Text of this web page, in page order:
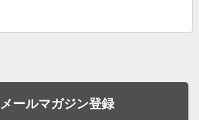
メールマガジン登録